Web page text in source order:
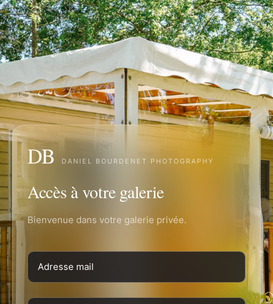
DB DANIEL BOURDENET PHOTOGRAPHY
Accès à votre galerie
Bienvenue dans votre galerie privée.